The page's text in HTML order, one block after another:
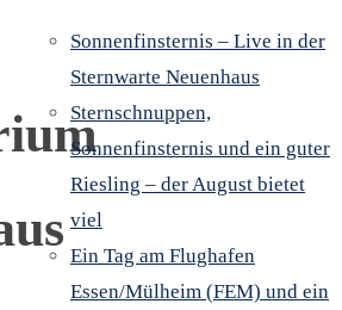
Sonnenfinsternis – Live in der
Sternwarte Neuenhaus
Sternschnuppen,
Sonnenfinsternis und ein guter
Riesling – der August bietet
viel
Ein Tag am Flughafen
Essen/Mülheim (FEM) und ein